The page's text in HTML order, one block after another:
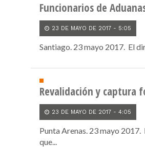
Funcionarios de
23 DE MAYO DE 2017 - 5:05
Santiago. 23 mayo 2017. El
Revalidación y captura
23 DE MAYO DE 2017 - 4:05
Punta Arenas. 23 mayo
que...